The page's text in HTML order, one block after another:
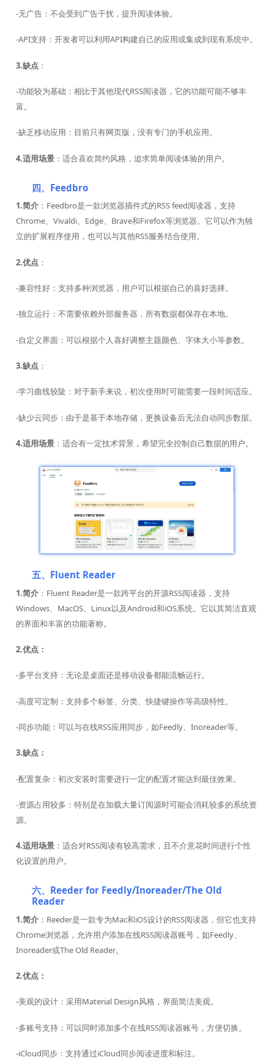
-无广告：不会受到广告干扰，提升阅读体验。
-API支持：开发者可以利用API构建自己的应用或集成到现有系统中。
3.缺点：
-功能较为基础：相比于其他现代RSS阅读器，它的功能可能不够丰
富。
-缺乏移动应用：目前只有网页版，没有专门的手机应用。
4.适用场景：适合喜欢简约风格，追求简单阅读体验的用户。
四、Feedbro
1.简介：Feedbro是一款浏览器插件式的RSS feed阅读器，支持
Chrome、Vivaldi、Edge、Brave和Firefox等浏览器。它可以作为独
立的扩展程序使用，也可以与其他RSS服务结合使用。
2.优点：
-兼容性好：支持多种浏览器，用户可以根据自己的喜好选择。
-独立运行：不需要依赖外部服务器，所有数据都保存在本地。
-自定义界面：可以根据个人喜好调整主题颜色、字体大小等参数。
3.缺点：
-学习曲线较陡：对于新手来说，初次使用时可能需要一段时间适应。
-缺少云同步：由于是基于本地存储，更换设备后无法自动同步数据。
4.适用场景：适合有一定技术背景，希望完全控制自己数据的用户。
五、Fluent Reader
1.简介：Fluent Reader是一款跨平台的开源RSS阅读器，支持
Windows、MacOS、Linux以及Android和iOS系统。它以其简洁直观
的界面和丰富的功能著称。
2.优点：
-多平台支持：无论是桌面还是移动设备都能流畅运行。
-高度可定制：支持多个标签、分类、快捷键操作等高级特性。
-同步功能：可以与在线RSS应用同步，如Feedly、Inoreader等。
3.缺点：
-配置复杂：初次安装时需要进行一定的配置才能达到最佳效果。
-资源占用较多：特别是在加载大量订阅源时可能会消耗较多的系统资
源。
4.适用场景：适合对RSS阅读有较高需求，且不介意花时间进行个性
化设置的用户。
六、Reeder for Feedly/Inoreader/The Old
Reader
1.简介：Reeder是一款专为Mac和iOS设计的RSS阅读器，但它也支持
Chrome浏览器，允许用户添加在线RSS阅读器账号，如Feedly、
Inoreader或The Old Reader。
2.优点：
-美观的设计：采用Material Design风格，界面简洁美观。
-多账号支持：可以同时添加多个在线RSS阅读器账号，方便切换。
-iCloud同步：支持通过iCloud同步阅读进度和标注。